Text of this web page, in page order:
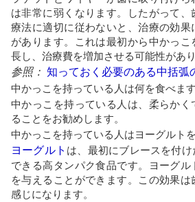
は非常に弱くなります。したがって
療法に適切に従わないと、治療の効果
があります。これは最初から中かっこ
長し、治療費を増加させる可能性があり
参照： 知っておく必要のある中括弧
中かっこを持っている人は何を食べま
中かっこを持っている人は、柔らか
ることをお勧めします。
中かっこを持っている人はヨーグルト
ヨーグルト は、最初にブレースを付
できる高タンパク食品です。ヨーグ
を与えることができます。この効果
感じになります。